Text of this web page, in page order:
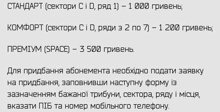
СТАНДАРТ (сектори C і D, ряд 1) – 1 000 гривень;
КОМФОРТ (сектори C і D, ряди з 2 по 7) – 1 200 гривень;
ПРЕМІУМ (SPACE) – 3 500 гривень.
Для придбання абонемента необхідно подати заявку
на придбання, заповнивши наступну форму із
зазначенням бажаної трибуни, сектора, ряду і місця,
вказати ПІБ та номер мобільного телефону.